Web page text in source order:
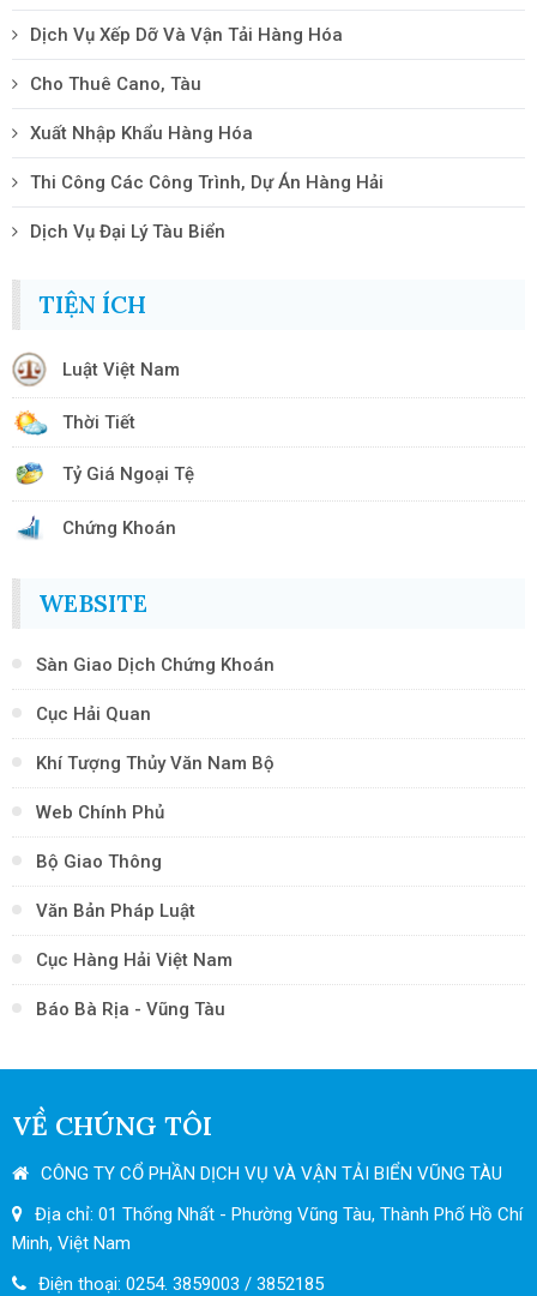
Dịch Vụ Xếp Dỡ Và Vận Tải Hàng Hóa
Cho Thuê Cano, Tàu
Xuất Nhập Khẩu Hàng Hóa
Thi Công Các Công Trình, Dự Án Hàng Hải
Dịch Vụ Đại Lý Tàu Biển
TIỆN ÍCH
Luật Việt Nam
Thời Tiết
Tỷ Giá Ngoại Tệ
Chứng Khoán
WEBSITE
Sàn Giao Dịch Chứng Khoán
Cục Hải Quan
Khí Tượng Thủy Văn Nam Bộ
Web Chính Phủ
Bộ Giao Thông
Văn Bản Pháp Luật
Cục Hàng Hải Việt Nam
Báo Bà Rịa - Vũng Tàu
VỀ CHÚNG TÔI
CÔNG TY CỔ PHẦN DỊCH VỤ VÀ VẬN TẢI BIỂN VŨNG TÀU
Địa chỉ: 01 Thống Nhất - Phường Vũng Tàu, Thành Phố Hồ Chí
Minh, Việt Nam
Điện thoại: 0254. 3859003 / 3852185